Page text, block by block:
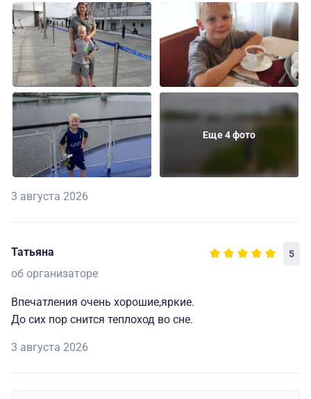
Еще 4 фото
3 августа 2026
Татьяна 5
об организаторе
Впечатления очень хорошие,яркие.
До сих пор снится теплоход во сне.
3 августа 2026